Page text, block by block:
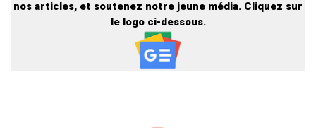
nos articles, et soutenez notre jeune média. Cliquez sur
le logo ci-dessous.